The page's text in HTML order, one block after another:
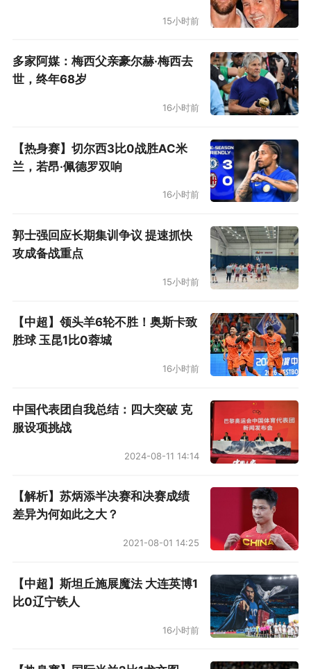
15小时前
多家阿媒：梅西父亲豪尔赫·梅西去
世，终年68岁
16小时前
【热身赛】切尔西3比0战胜AC米
兰，若昂·佩德罗双响
16小时前
郭士强回应长期集训争议 提速抓快
攻成备战重点
15小时前
【中超】领头羊6轮不胜！奥斯卡致
胜球 玉昆1比0蓉城
16小时前
中国代表团自我总结：四大突破 克
服设项挑战
2024-08-11 14:14
【解析】苏炳添半决赛和决赛成绩
差异为何如此之大？
2021-08-01 14:25
【中超】斯坦丘施展魔法 大连英博1
比0辽宁铁人
16小时前